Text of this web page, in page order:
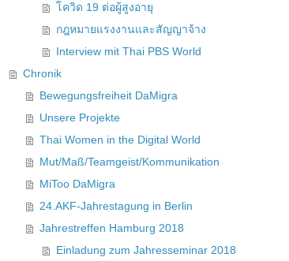
โควิด 19 ต่อผู้สูงอายุ
กฎหมายแรงงานและสัญญาจ้าง
Interview mit Thai PBS World
Chronik
Bewegungsfreiheit DaMigra
Unsere Projekte
Thai Women in the Digital World
Mut/Maß/Teamgeist/Kommunikation
MiToo DaMigra
24.AKF-Jahrestagung in Berlin
Jahrestreffen Hamburg 2018
Einladung zum Jahresseminar 2018